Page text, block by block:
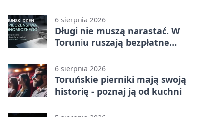
6 sierpnia 2026
Długi nie muszą narastać. W
Toruniu ruszają bezpłatne
6 sierpnia 2026
Toruńskie pierniki mają swoją
historię - poznaj ją od kuchni